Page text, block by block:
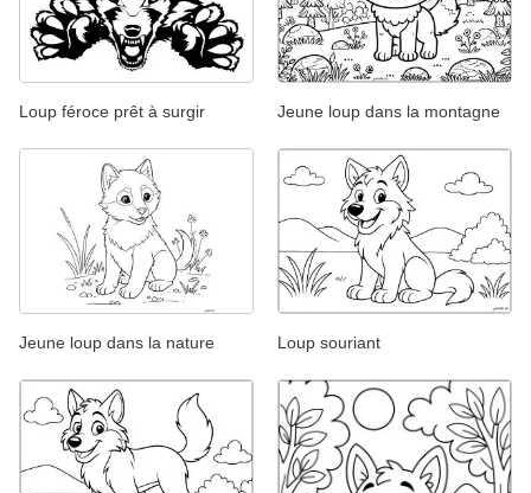
Loup féroce prêt à surgir Jeune loup dans la montagne
Jeune loup dans la nature Loup souriant